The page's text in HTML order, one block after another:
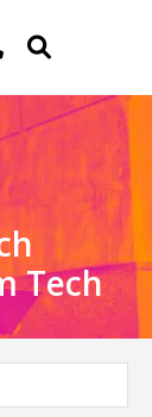
Tech